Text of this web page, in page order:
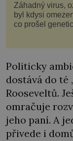
Záhadný virus,
byl kdysi
co prošel
šíří po celé
Politicky
dostává do té
Rooseveltů.
omračuje
jeho paní. A
přivede i